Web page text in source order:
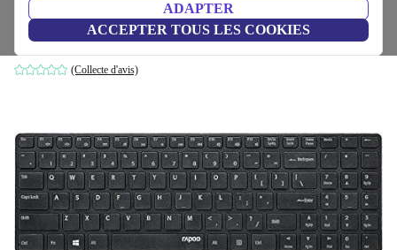
ADAPTER
ACCEPTER TOUS LES COOKIES
Rapoo Sans Fil Ultra-Fin E9100P
Noir
(Collecte d'avis)